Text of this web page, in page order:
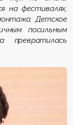
на фестивалях,
Детское
посильным